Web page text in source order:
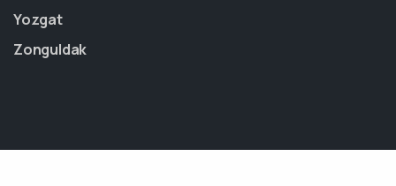
Yozgat
Zonguldak